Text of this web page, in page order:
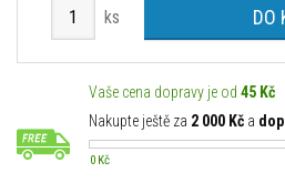
ks DO
Vaše cena dopravy je od 45 Kč
Nakupte ještě za 2 000 Kč a
0 Kč